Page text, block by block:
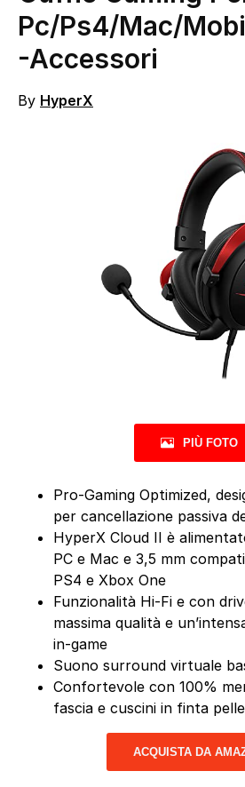
Pc/Ps4/Mac/
-Accessori
By HyperX
PIÙ FOTO
Pro-Gaming Optimized,
per cancellazione passiva
HyperX Cloud II è
PC e Mac e 3,5 mm
PS4 e Xbox One
Funzionalità Hi-Fi e con
massima qualità e
in-game
Suono surround virtuale
Confortevole con 100%
fascia e cuscini in finta pelle
ACQUISTA DA